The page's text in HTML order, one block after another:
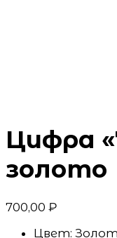
Цифра
золото
700,00 ₽
Цвет: